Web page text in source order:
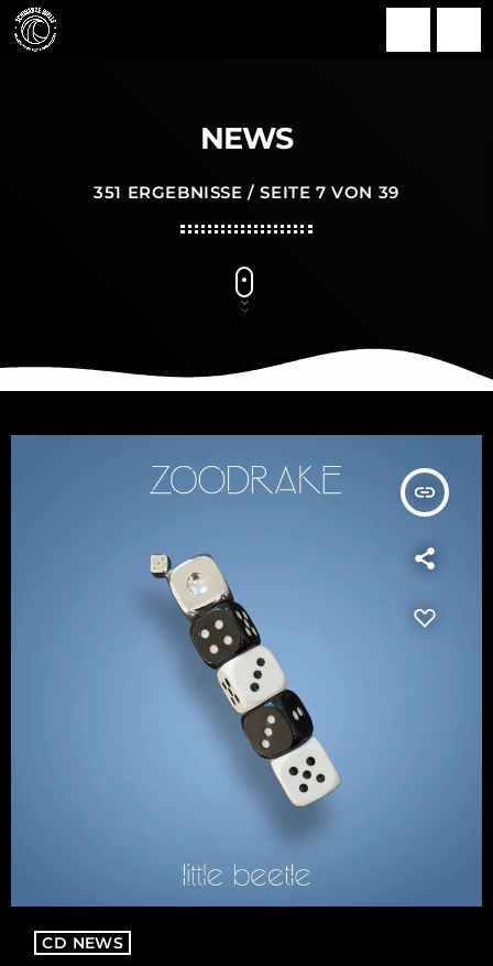
NEWS
351 ERGEBNISSE / SEITE 7 VON 39
insert_link
CD NEWS